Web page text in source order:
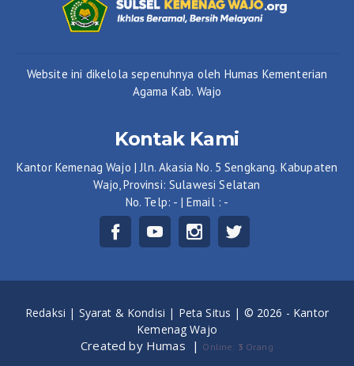
Website ini dikelola sepenuhnya oleh Humas Kementerian
Agama Kab. Wajo
Kontak Kami
Kantor Kemenag Wajo | Jln. Akasia No. 5 Sengkang. Kabupaten
Wajo, Provinsi: Sulawesi Selatan
No. Telp: - | Email : -
Redaksi | Syarat & Kondisi | Peta Situs | © 2026 - Kantor
Kemenag Wajo
Created by Humas | Online: 3 Orang